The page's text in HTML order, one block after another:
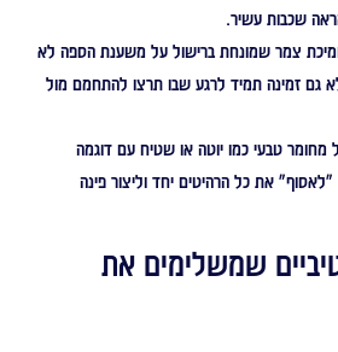
שכבות עשיר.
צמר שמונחת ברישול על משענת הספה לא
גם זמינה תמיד לרגע שבו תרצו להתחמם מול
מחומר טבעי כמו יוטה או שטיח עם דוגמה
"לאסוף" את כל הרהיטים יחד וליצור פינה
שמשלימים את